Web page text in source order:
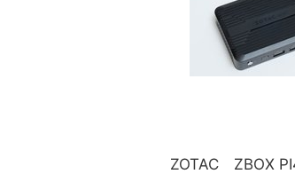
ZOTAC ZBOX